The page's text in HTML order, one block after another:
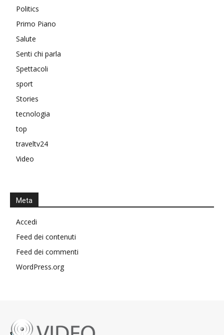
Politics
Primo Piano
Salute
Senti chi parla
Spettacoli
sport
Stories
tecnologia
top
traveltv24
Video
Meta
Accedi
Feed dei contenuti
Feed dei commenti
WordPress.org